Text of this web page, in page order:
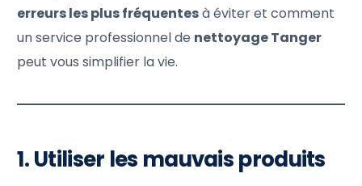
erreurs les plus fréquentesà éviter et comment
un service professionnel de nettoyage Tanger
peut vous simplifier la vie.
1. Utiliser les mauvais produits